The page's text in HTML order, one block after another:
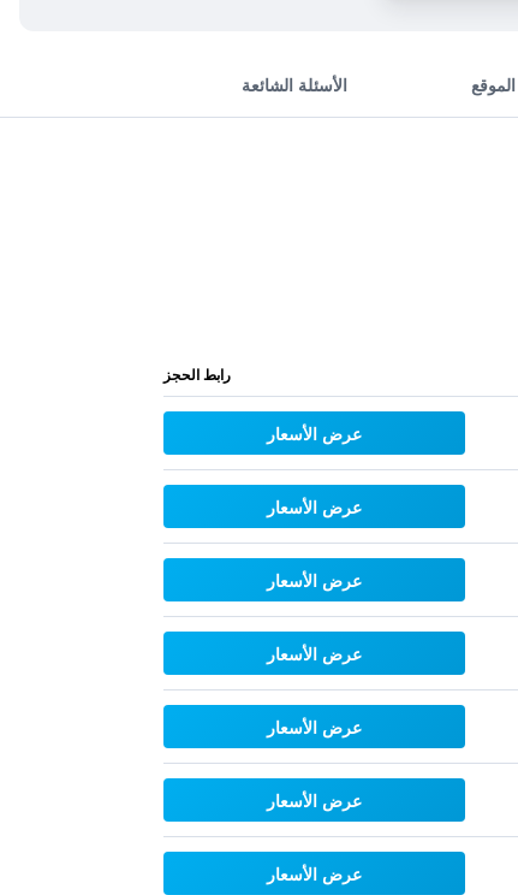
الموقع الأسئلة الشائعة
رابط الحجز
عرض الأسعار
عرض الأسعار
عرض الأسعار
عرض الأسعار
عرض الأسعار
عرض الأسعار
عرض الأسعار